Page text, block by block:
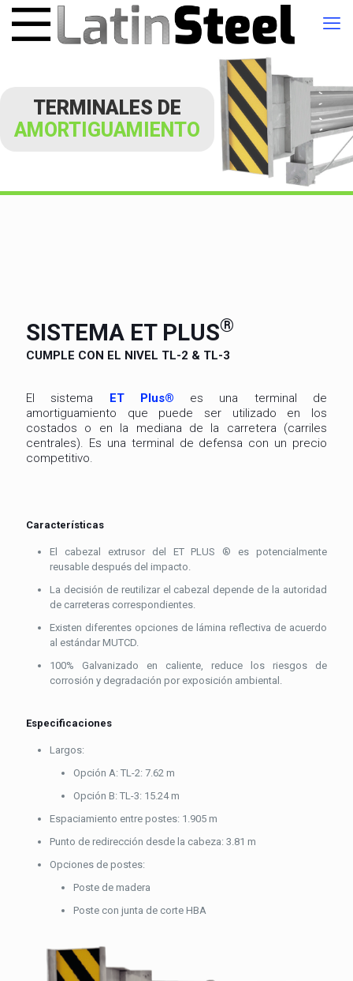
TERMINALES DE
AMORTIGUAMIENTO
SISTEMA ET PLUS®
CUMPLE CON EL NIVEL TL-2 & TL-3
El sistema ET Plus® es una terminal de
amortiguamiento que puede ser utilizado en los
costados o en la mediana de la carretera (carriles
centrales). Es una terminal de defensa con un precio
competitivo.
Características
El cabezal extrusor del ET PLUS ® es potencialmente
reusable después del impacto.
La decisión de reutilizar el cabezal depende de la autoridad
de carreteras correspondientes.
Existen diferentes opciones de lámina reflectiva de acuerdo
al estándar MUTCD.
100% Galvanizado en caliente, reduce los riesgos de
corrosión y degradación por exposición ambiental.
Especificaciones
Largos:
Opción A: TL-2: 7.62 m
Opción B: TL-3: 15.24 m
Espaciamiento entre postes: 1.905 m
Punto de redirección desde la cabeza: 3.81 m
Opciones de postes:
Poste de madera
Poste con junta de corte HBA